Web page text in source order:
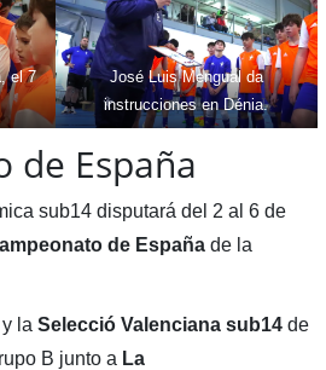
el 7
José Luis Mengual da
instrucciones en Dénia.
de España
sub14 disputará del 2 al 6 de
de España de la
la Selecció Valenciana sub14 de
B junto a La